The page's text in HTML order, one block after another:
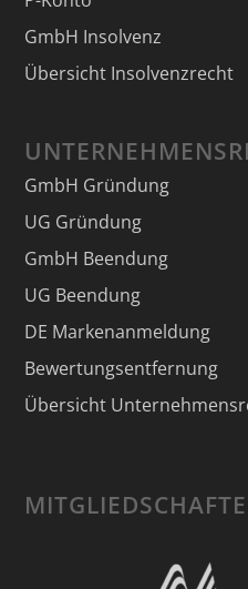
GmbH Insolvenz
Übersicht Insolvenzrecht
GmbH Gründung
UG Gründung
GmbH Beendung
UG Beendung
DE Markenanmeldung
Bewertungsentfernung
Übersicht